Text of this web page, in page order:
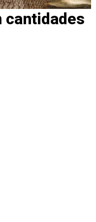
cantidades